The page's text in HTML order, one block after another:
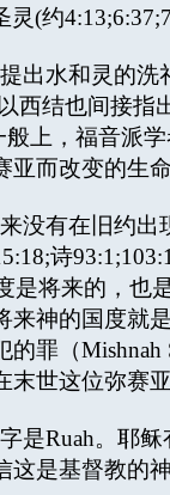
灵(约
水和灵的洗
西结也间接
般上，福音派
亚而改变的生
来没有在旧约
诗
是将来的，也
来神的国度就
的罪（
末世这位弥赛
是Ruah。耶
这是基督教的